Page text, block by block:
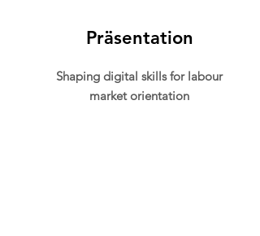
Präsentation
Shaping digital skills for labour
market orientation